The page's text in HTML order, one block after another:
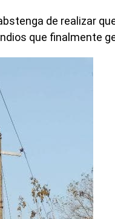
de realizar
que finalmente